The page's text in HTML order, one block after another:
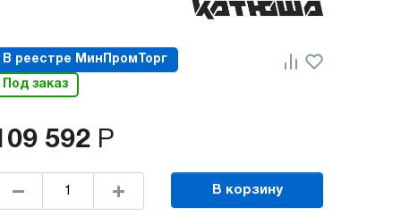
В реестре МинПромТорг
Под заказ
592 Р
В корзину